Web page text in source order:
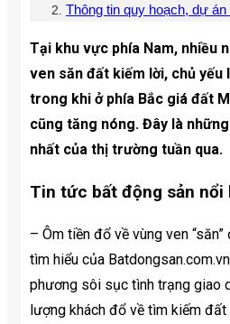
Thông tin quy hoạch, dự
Tại khu vực phía Nam, nhiều
ven săn đất kiếm lời, chủ
trong khi ở phía Bắc giá đất
cũng tăng nóng. Đây là
nhất của thị trường tuần qua.
Tin tức bất động sản nổi
– Ôm tiền đổ về vùng ven
tìm hiểu của
phương sôi sục tình trạng giao
lượng khách đổ về tìm kiếm